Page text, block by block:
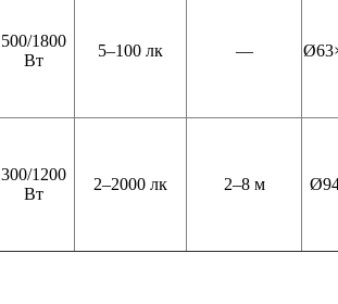
500/1800
Вт
5–100 лк —
300/1200
Вт
2–2000 лк 2–8 м